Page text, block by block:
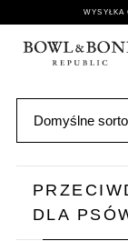
WYSYŁKA
DLA